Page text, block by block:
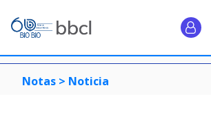
Notas > Noticia